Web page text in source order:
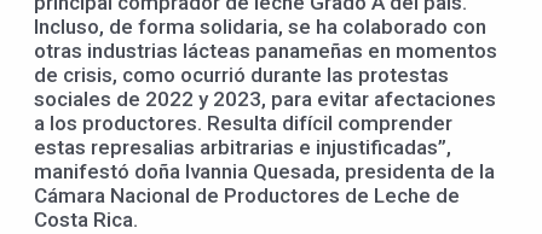
Incluso, de forma solidaria, se ha colaborado con
otras industrias lácteas panameñas en momentos
de crisis, como ocurrió durante las protestas
sociales de 2022 y 2023, para evitar afectaciones
a los productores. Resulta difícil comprender
estas represalias arbitrarias e injustificadas”,
manifestó doña Ivannia Quesada, presidenta de la
Cámara Nacional de Productores de Leche de
Costa Rica.